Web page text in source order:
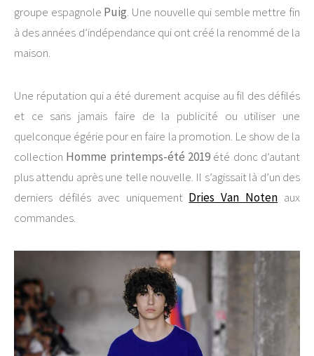
groupe espagnole Puig. Une nouvelle qui semble mettre fin
à des années d’indépendance qui ont créé la renommé de la
maison.
Une réputation qui a été durement acquise au fil des défilés
et ce sans jamais faire de la publicité ou utiliser une
quelconque égérie pour en faire la promotion. Le show de la
collection Homme printemps-été 2019 été donc d’autant
plus attendu après une telle nouvelle. Il s’agissait là d’un des
derniers défilés avec uniquement Dries Van Noten aux
commandes.